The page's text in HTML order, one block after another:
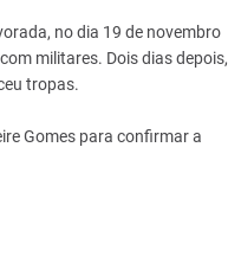
no dia 19 de novembro
militares. Dois dias depois,
tropas.
Gomes para confirmar a